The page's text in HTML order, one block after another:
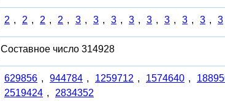
2 , 2 , 2 , 2 , 3 , 3 , 3 , 3 , 3 , 3 , 3 , 3 , 3
Составное число 314928
629856 , 944784 , 1259712 , 1574640 ,
2519424 , 2834352